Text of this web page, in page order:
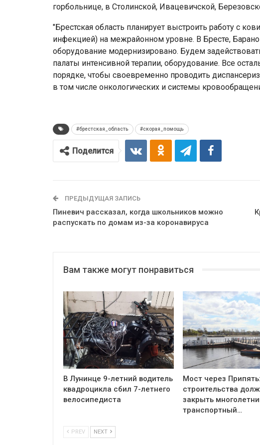
горбольнице, в Столинской, Ивацевичской,
"Брестская область планирует выстроить работу с
инфекцией) на межрайонном уровне. В Бресте,
оборудование модернизировано. Будем
палаты интенсивной терапии, оборудование. Все
порядке, чтобы своевременно проводить
в том числе онкологических и системы
#брестская_область #скорая_помощь
Поделится
ПРЕДЫДУЩАЯ ЗАПИСЬ
Пиневич рассказал, когда школьников можно
распускать по домам из-за коронавируса
Вам также могут понравиться
В Лунинце 9-летний водитель
квадроцикла сбил 7-летнего
велосипедиста
Мост через
строительства
закрыть
транспортный…
PREV NEXT